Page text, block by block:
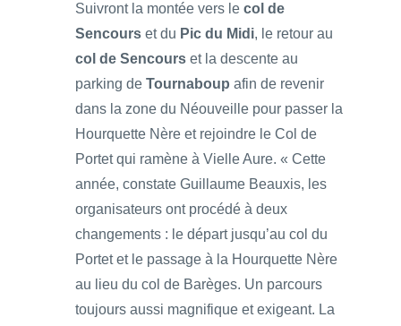
Suivront la montée vers le col de
Sencours et du Pic du Midi, le retour au
col de Sencours et la descente au
parking de Tournaboup afin de revenir
dans la zone du Néouveille pour passer la
Hourquette Nère et rejoindre le Col de
Portet qui ramène à Vielle Aure. « Cette
année, constate Guillaume Beauxis, les
organisateurs ont procédé à deux
changements : le départ jusqu’au col du
Portet et le passage à la Hourquette Nère
au lieu du col de Barèges. Un parcours
toujours aussi magnifique et exigeant. La